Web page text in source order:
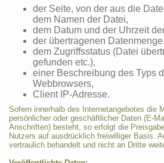
der Seite, von der aus die
dem Namen der Datei,
dem Datum und der Uhrzeit
der übertragenen Datenmenge,
dem Zugriffsstatus (Datei
gefunden etc.),
einer Beschreibung des Typs
Webbrowsers,
Client IP-Adresse.
Sofern innerhalb des Internetangebotes die
persönlicher oder geschäftlicher Daten (E-
Anschriften) besteht, so erfolgt die
Nutzers auf ausdrücklich freiwilliger Basis.
vertraulich behandelt und nicht an Dritte